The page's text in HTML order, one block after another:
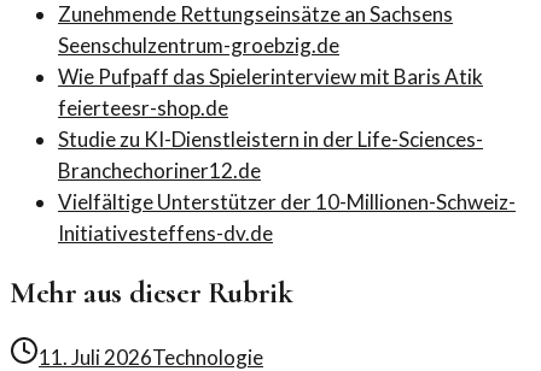
Zunehmende Rettungseinsätze an Sachsens
Seenschulzentrum-groebzig.de
Wie Pufpaff das Spielerinterview mit Baris Atik
feierteesr-shop.de
Studie zu KI-Dienstleistern in der Life-Sciences-
Branchechoriner12.de
Vielfältige Unterstützer der 10-Millionen-Schweiz-
Initiativesteffens-dv.de
Mehr aus dieser Rubrik
11. Juli 2026Technologie